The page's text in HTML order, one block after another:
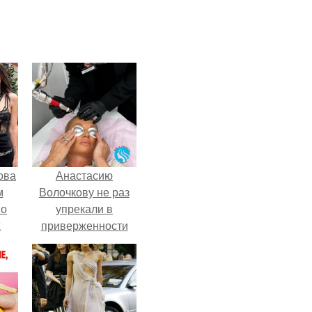
Анастасию
Волочкову не раз
упрекали в
приверженности
устаревшим бьюти -
процедурам.